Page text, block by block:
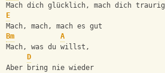
Mach dich glücklich, mach dich traurig
E
Mach, mach, mach es gut
Bm
A
Mach, was du willst,
D
Aber bring nie wieder